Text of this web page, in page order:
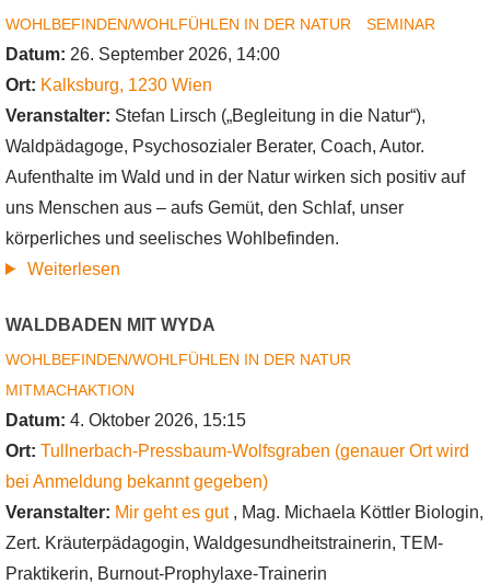
WOHLBEFINDEN/WOHLFÜHLEN IN DER NATUR SEMINAR
Datum: 26. September 2026, 14:00
Ort: Kalksburg, 1230 Wien
Veranstalter: Stefan Lirsch („Begleitung in die Natur“),
Waldpädagoge, Psychosozialer Berater, Coach, Autor.
Aufenthalte im Wald und in der Natur wirken sich positiv auf
uns Menschen aus – aufs Gemüt, den Schlaf, unser
körperliches und seelisches Wohlbefinden.
Weiterlesen
–
Die
heilsamen
Wirkungen
des
Waldes
nutzen
lernen
WALDBADEN MIT WYDA
WOHLBEFINDEN/WOHLFÜHLEN IN DER NATUR
MITMACHAKTION
Datum: 4. Oktober 2026, 15:15
Ort: Tullnerbach-Pressbaum-Wolfsgraben (genauer Ort wird
bei Anmeldung bekannt gegeben)
Veranstalter: Mir geht es gut, Mag. Michaela Köttler Biologin,
Zert. Kräuterpädagogin, Waldgesundheitstrainerin, TEM-
Praktikerin, Burnout-Prophylaxe-Trainerin